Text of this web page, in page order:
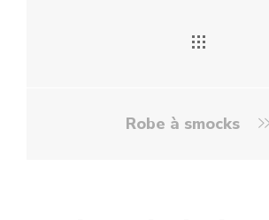
Robe à smocks